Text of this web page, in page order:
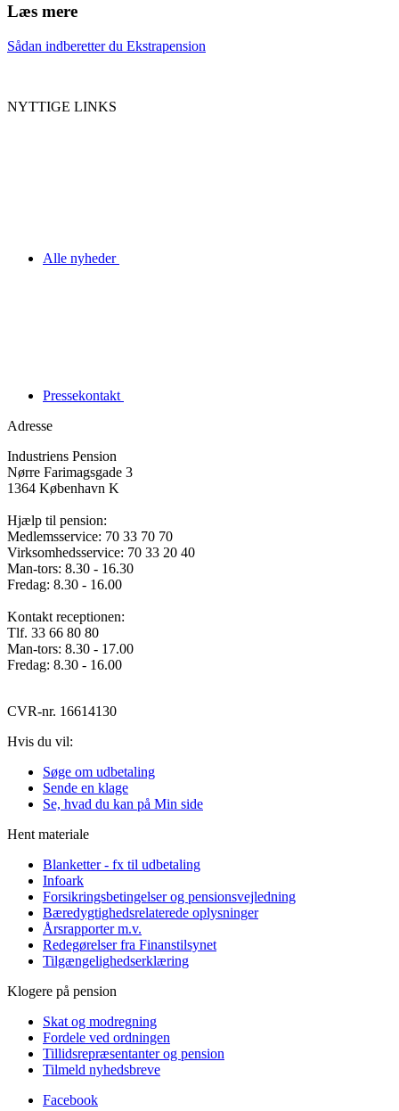
Læs mere
Sådan indberetter du Ekstrapension
NYTTIGE LINKS
Alle nyheder
Pressekontakt
Adresse
Industriens Pension
Nørre Farimagsgade 3
1364 København K
Hjælp til pension:
Medlemsservice: 70 33 70 70
Virksomhedsservice: 70 33 20 40
Man-tors: 8.30 - 16.30
Fredag: 8.30 - 16.00
Kontakt receptionen:
Tlf. 33 66 80 80
Man-tors: 8.30 - 17.00
Fredag: 8.30 - 16.00
CVR-nr. 16614130
Hvis du vil:
Søge om udbetaling
Sende en klage
Se, hvad du kan på Min side
Hent materiale
Blanketter - fx til udbetaling
Infoark
Forsikringsbetingelser og pensionsvejledning
Bæredygtighedsrelaterede oplysninger
Årsrapporter m.v.
Redegørelser fra Finanstilsynet
Tilgængelighedserklæring
Klogere på pension
Skat og modregning
Fordele ved ordningen
Tillidsrepræsentanter og pension
Tilmeld nyhedsbreve
Facebook